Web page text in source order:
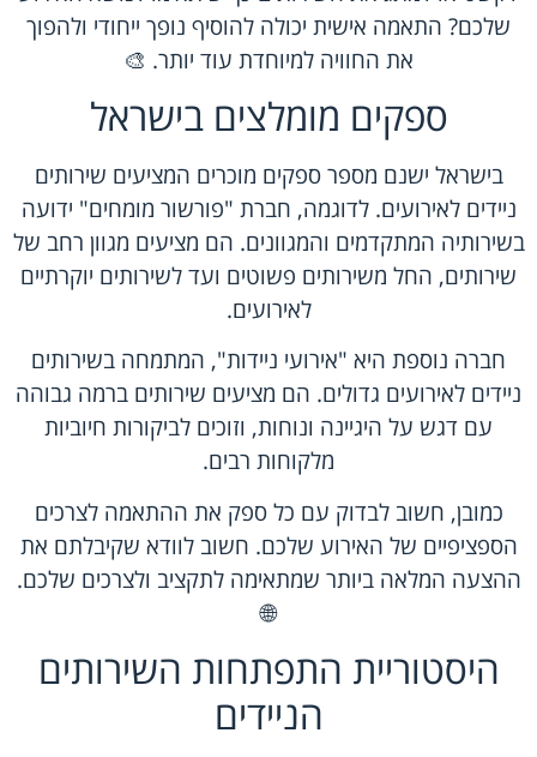
שלכם? התאמה אישית יכולה להוסיף נופך ייחודי ולהפוך
את החוויה למיוחדת עוד יותר. 🎨
ספקים מומלצים בישראל
בישראל ישנם מספר ספקים מוכרים המציעים שירותים
ניידים לאירועים. לדוגמה, חברת "פורשור מומחים" ידועה
בשירותיה המתקדמים והמגוונים. הם מציעים מגוון רחב של
שירותים, החל משירותים פשוטים ועד לשירותים יוקרתיים
לאירועים.
חברה נוספת היא "אירועי ניידות", המתמחה בשירותים
ניידים לאירועים גדולים. הם מציעים שירותים ברמה גבוהה
עם דגש על היגיינה ונוחות, וזוכים לביקורות חיוביות
מלקוחות רבים.
כמובן, חשוב לבדוק עם כל ספק את ההתאמה לצרכים
הספציפיים של האירוע שלכם. חשוב לוודא שקיבלתם את
ההצעה המלאה ביותר שמתאימה לתקציב ולצרכים שלכם.
🌐
היסטוריית התפתחות השירותים
הניידים